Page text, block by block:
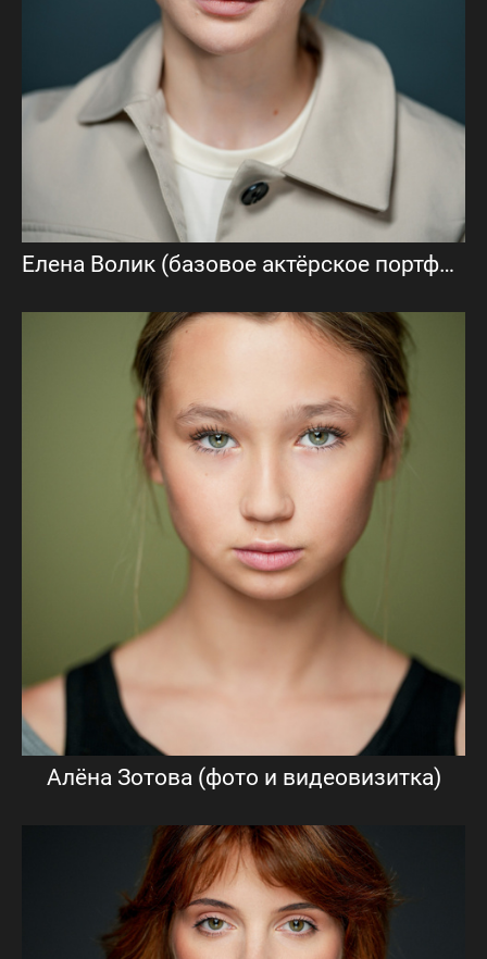
Елена Волик (базовое актёрское портфолио)
Алёна Зотова (фото и видеовизитка)